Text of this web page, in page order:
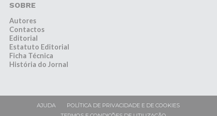
SOBRE
Autores
Contactos
Editorial
Estatuto Editorial
Ficha Técnica
História do Jornal
AJUDA
POLÍTICA DE PRIVACIDADE E DE COOKIES